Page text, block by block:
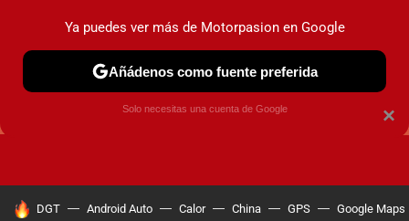
GUÍAS DE COMPRA OFERTAS DE COCHES CONSEJOS
HOY SE HABLA DE
DGT Android Auto Calor China GPS Google Maps
×
Ya puedes ver más de Motorpasion en Google
Añádenos como fuente preferida
Solo necesitas una cuenta de Google